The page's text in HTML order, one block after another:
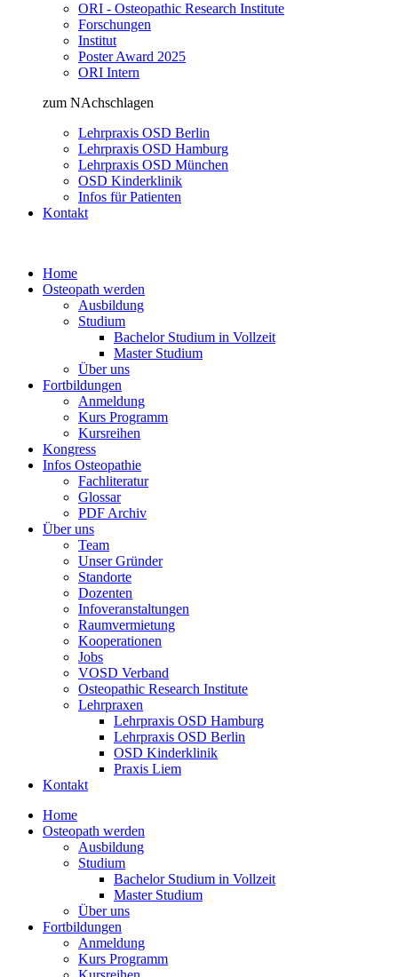
ORI - Osteopathic Research Institute
Forschungen
Institut
Poster Award 2025
ORI Intern
zum NAchschlagen
Lehrpraxis OSD Berlin
Lehrpraxis OSD Hamburg
Lehrpraxis OSD München
OSD Kinderklinik
Infos für Patienten
Kontakt
Home
Osteopath werden
Ausbildung
Studium
Bachelor Studium in Vollzeit
Master Studium
Über uns
Fortbildungen
Anmeldung
Kurs Programm
Kursreihen
Kongress
Infos Osteopathie
Fachliteratur
Glossar
PDF Archiv
Über uns
Team
Unser Gründer
Standorte
Dozenten
Infoveranstaltungen
Raumvermietung
Kooperationen
Jobs
VOSD Verband
Osteopathic Research Institute
Lehrpraxen
Lehrpraxis OSD Hamburg
Lehrpraxis OSD Berlin
OSD Kinderklinik
Praxis Liem
Kontakt
Home
Osteopath werden
Ausbildung
Studium
Bachelor Studium in Vollzeit
Master Studium
Über uns
Fortbildungen
Anmeldung
Kurs Programm